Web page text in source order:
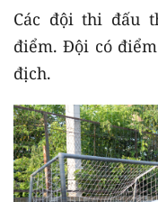
Các đội thi đấu
điểm. Đội có
địch.